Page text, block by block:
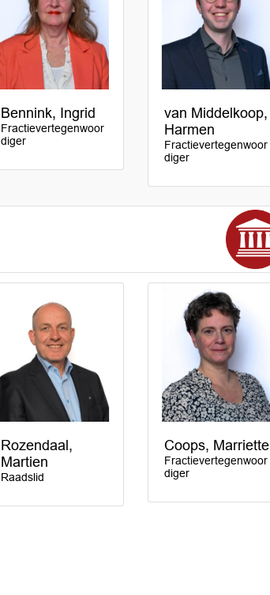
Bennink, Ingrid
Fractievertegenwoor
diger
van Middelkoop,
Harmen
Fractievertegenwoor
diger
Rozendaal,
Martien
Raadslid
Coops, Marriette
Fractievertegenwoor
diger